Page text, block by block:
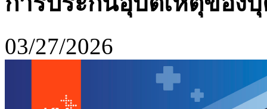
03/27/2026